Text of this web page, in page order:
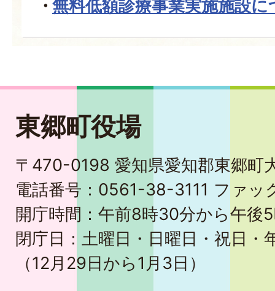
無料低額診療事業実施施設に
東郷町役場
〒470-0198 愛知県愛知郡東郷町
電話番号：0561-38-3111 ファ
開庁時間：午前8時30分から午後
閉庁日：土曜日・日曜日・祝日・
（12月29日から1月3日）